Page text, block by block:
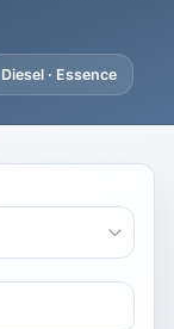
Diesel · Essence